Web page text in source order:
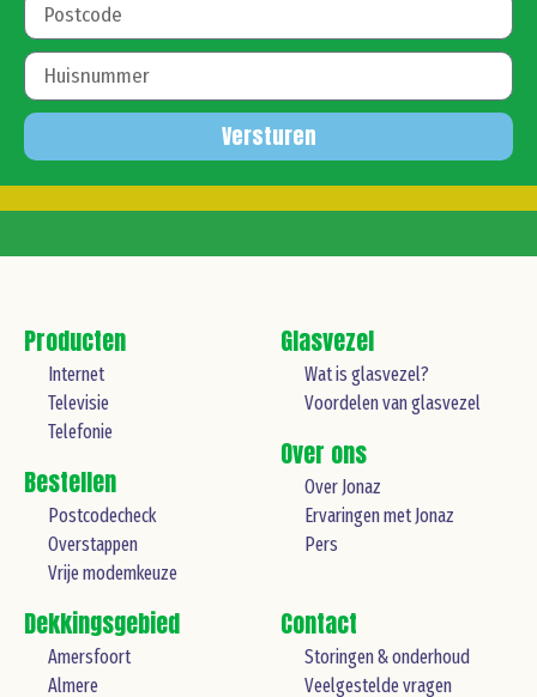
Versturen
Producten
Internet
Televisie
Telefonie
Bestellen
Postcodecheck
Overstappen
Vrije modemkeuze
Glasvezel
Wat is glasvezel?
Voordelen van glasvezel
Over ons
Over Jonaz
Ervaringen met Jonaz
Pers
Dekkingsgebied
Amersfoort
Almere
Contact
Storingen & onderhoud
Veelgestelde vragen